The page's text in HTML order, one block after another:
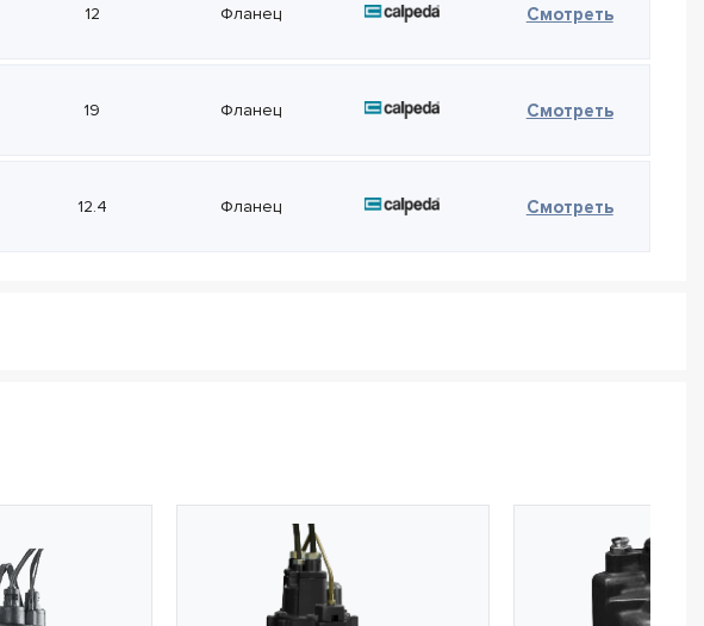
12 Фланец Смотреть—
19 Фланец Смотреть—
12.4 Фланец Смотреть—